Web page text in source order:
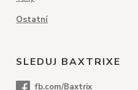
Ostatní
SLEDUJ BAXTRIXE